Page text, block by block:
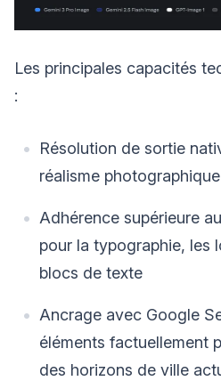
Les principales capacités
:
Résolution de sortie
réalisme photographique
Adhérence supérieure
pour la typographie, les
blocs de texte
Ancrage avec Google
éléments factuellement
des horizons de ville